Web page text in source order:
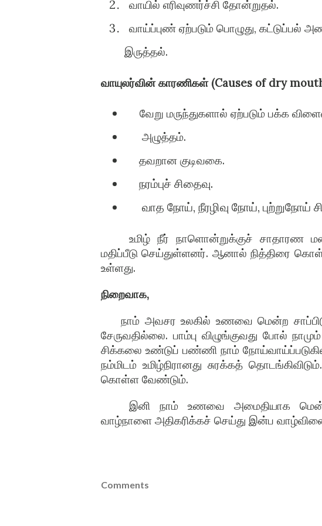
வாயில் எரிவுணர்ச்சி தோன்றுதல்.
வாய்ப்புண் ஏற்படும் பொழுது, கட்டுப்பல்
இருத்தல்.
வாயுலர்வின் காரணிகள் (Causes of dry
வேறு மருந்துகளால் ஏற்படும் பக்க
அழுத்தம்.
தவறான குடிவகை.
நரம்புச் சிதைவு.
வாத நோய், நீரழிவு நோய், புற்றுநோய்
உமிழ் நீர் நாளொன்றுக்குச் சாதாரண
மதிப்பீடு செய்துள்ளனர். ஆனால் நித்திரை
உள்ளது.
நிறைவாக,
நாம் அவசர உலகில் உணவை மென்ற
சேருவதில்லை. பாம்பு விழுங்குவது போல்
சிக்கலை உண்டுப் பண்ணி நாம்
நம்மிடம் உமிழ்நிரானது சுரக்கத்
கொள்ள வேண்டும்.
இனி நாம் உணவை அமைதியாக மென்று
வாழ்நாளை அதிகரிக்கச் செய்து இன்ப
Comments